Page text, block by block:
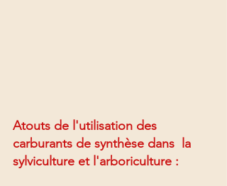
Atouts de l'utilisation des
carburants de synthèse dans
la
sylviculture et l'arboriculture :